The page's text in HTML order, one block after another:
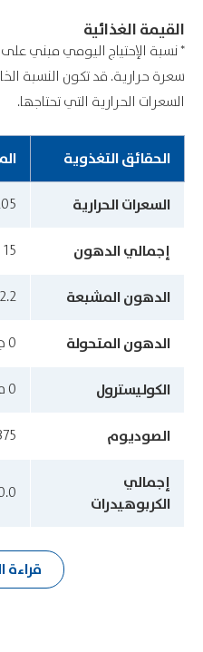
القيمة الغذائية
سعرة حرارية. قد تكون النسبة
السعرات الحرارية التي تحتاجها.
الحقائق التغذوية
السعرات الحرارية
205
إجمالي الدهون 15 جم
الدهون المشبعة 2.2 جم
الدهون المتحولة 0 جم
الكوليسترول 0 ملجم
الصوديوم 375
إجمالي
الكربوهيدرات
قراءة